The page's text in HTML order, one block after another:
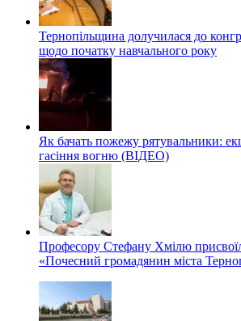
Тернопільщина долучилася до
щодо початку навчального року
Як бачать пожежу рятувальники:
гасіння вогню (ВІДЕО)
Професору Стефану Хмілю
«Почесний громадянин міста